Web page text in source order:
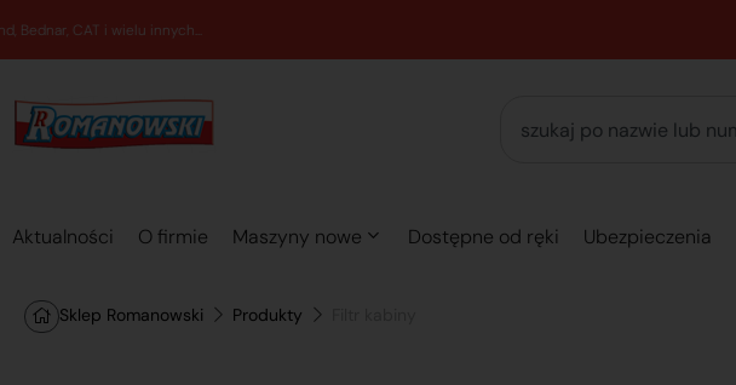
Aktualności O firmie Maszyny nowe Dostępne od ręki Ubezpieczenia
Sklep Romanowski Produkty